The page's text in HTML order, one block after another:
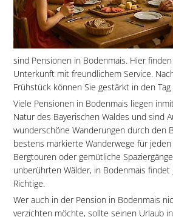
sind Pensionen in Bodenmais. Hier
Unterkunft mit freundlichem Service.
Frühstück können Sie gestärkt in den
Viele Pensionen in Bodenmais liegen
Natur des Bayerischen Waldes und sind
wunderschöne Wanderungen durch den
bestens markierte Wanderwege für jeden
Bergtouren oder gemütliche
unberührten Wälder, in Bodenmais findet
Richtige.
Wer auch in der Pension in Bodenmais
verzichten möchte, sollte seinen Urlaub